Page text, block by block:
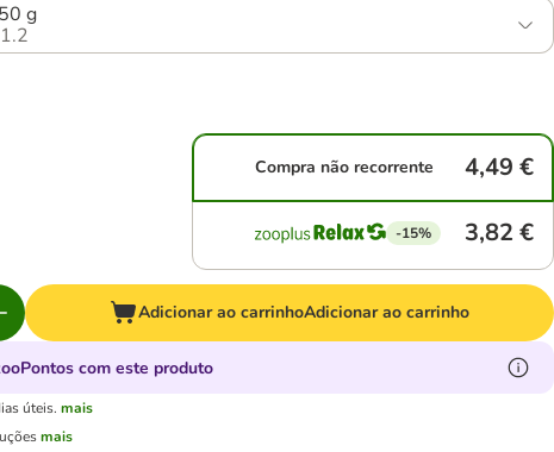
g
Compra não recorrente 4,49 €
-15% 3,82 €
Adicionar ao carrinhoAdicionar ao carrinho
com este produto
úteis. mais
mais